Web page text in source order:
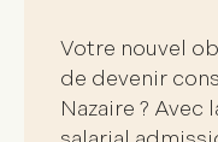
Votre nouvel
de devenir
Nazaire ? Avec